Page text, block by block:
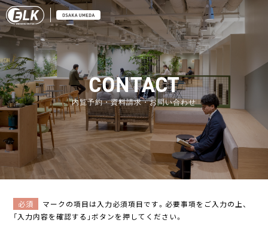
CONTACT
内覧予約・資料請求・お問い合わせ
必須
マークの項目は入力必須項目です。必要事項をご入力の上、
「入力内容を確認する」ボタンを押してください。